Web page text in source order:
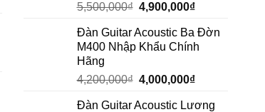
Rated5.00
out of 5
5,500,000₫ 4,900,000₫
Đàn Guitar Acoustic Ba Đờn
M400 Nhập Khẩu Chính
Hãng
4,200,000₫ 4,000,000₫
Đàn Guitar Acoustic Lương